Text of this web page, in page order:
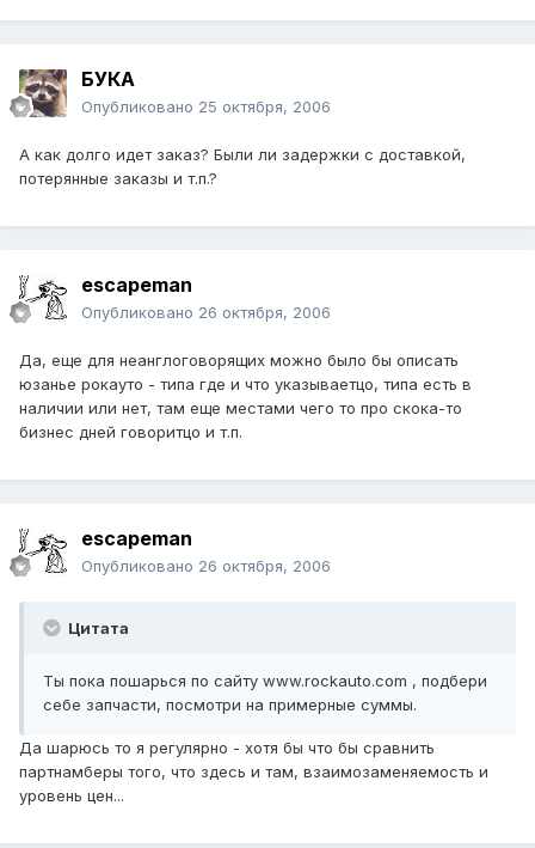
БУКА
Опубликовано 25 октября, 2006
А как долго идет заказ? Были ли задержки с доставкой,
потерянные заказы и т.п.?
escapeman
Опубликовано 26 октября, 2006
Да, еще для неанглоговорящих можно было бы описать
юзанье рокауто - типа где и что указываетцо, типа есть в
наличии или нет, там еще местами чего то про скока-то
бизнес дней говоритцо и т.п.
escapeman
Опубликовано 26 октября, 2006
Цитата
Ты пока пошарься по сайту www.rockauto.com , подбери
себе запчасти, посмотри на примерные суммы.
Да шарюсь то я регулярно - хотя бы что бы сравнить
партнамберы того, что здесь и там, взаимозаменяемость и
уровень цен...